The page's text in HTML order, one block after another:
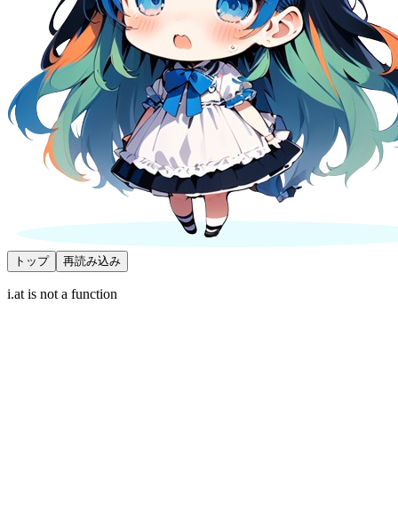
トップ 再読み込み
i.at is not a function